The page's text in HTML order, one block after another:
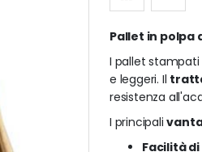
Pallet in polpa
I pallet
e leggeri. Il
resistenza
I principali
Facilità